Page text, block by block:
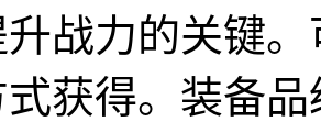
战力的关键
获得。装备